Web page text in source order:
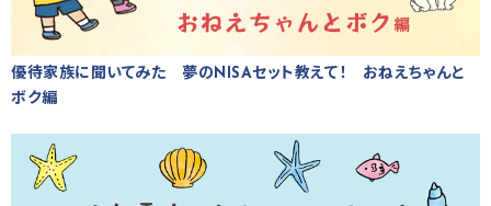
優待家族に聞いてみた 夢のNISAセット教えて！ おねえちゃんと
ボク編